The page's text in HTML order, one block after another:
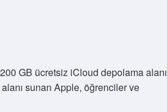
GB ücretsiz iCloud depolama alanı
sunan Apple, öğrenciler ve